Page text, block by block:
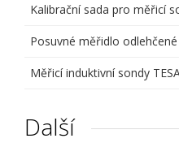
Kalibrační sada pro měřicí
Posuvné měřidlo odlehčené
Měřicí induktivní sondy
Další